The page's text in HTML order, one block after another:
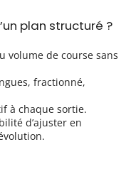
plan structuré ?
volume de course sans
fractionné,
à chaque sortie.
d’ajuster en